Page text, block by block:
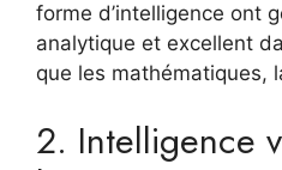
forme d’intelligence ont
analytique et excellent
que les mathématiques,
2. Intelligence